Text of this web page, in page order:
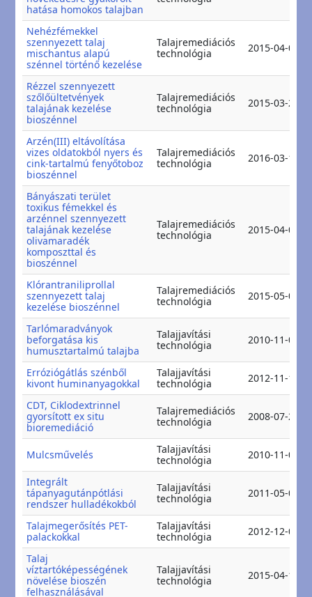
hatása homokos talajban
Nehézfémekkel
szennyezett talaj
mischantus alapú
szénnel történő kezelése
Talajremediációs
technológia
2015-04-08
Rézzel szennyezett
szőlőültetvények
talajának kezelése
bioszénnel
Talajremediációs
technológia
2015-03-27
Arzén(III) eltávolítása
vizes oldatokból nyers és
cink-tartalmú fenyőtoboz
bioszénnel
Talajremediációs
technológia
2016-03-12
Bányászati terület
toxikus fémekkel és
arzénnel szennyezett
talajának kezelése
olivamaradék
komposzttal és
bioszénnel
Talajremediációs
technológia
2015-04-09
Klórantraniliprollal
szennyezett talaj
kezelése bioszénnel
Talajremediációs
technológia
2015-05-04
Tarlómaradványok
beforgatása kis
humusztartalmú talajba
Talajjavítási
technológia
2010-11-04
Erróziógátlás szénből
kivont huminanyagokkal
Talajjavítási
technológia
2012-11-13
CDT, Ciklodextrinnel
gyorsított ex situ
bioremediáció
Talajremediációs
technológia
2008-07-22
Mulcsművelés
Talajjavítási
technológia
2010-11-04
Integrált
tápanyagutánpótlási
rendszer hulladékokból
Talajjavítási
technológia
2011-05-09
Talajmegerősítés PET-
palackokkal
Talajjavítási
technológia
2012-12-03
Talaj
víztartóképességének
növelése bioszén
felhasználásával
Talajjavítási
technológia
2015-04-10